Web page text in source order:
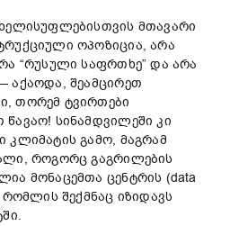
მთავარი
ოპოზიცია, არა
“რუსული საფრთხე” და არა
აქაოდა, შეამცირეთ
თორემ ტვირთები
წავაო! სინამდვილეში კი
კლიმატის გამო, მაგრამ
როგორც გაგრილების
მონაცემთა ცენტრის (data
შექმნაც იზიდავს